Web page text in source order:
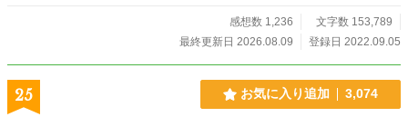
感想数 1,236
文字数 153,789
最終更新日 2026.08.09
登録日 2022.09.05
25 お気に入り追加 3,074